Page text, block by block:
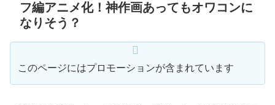
フ編アニメ化！神作画あってもオワコンに
なりそう？
このページにはプロモーションが含まれています